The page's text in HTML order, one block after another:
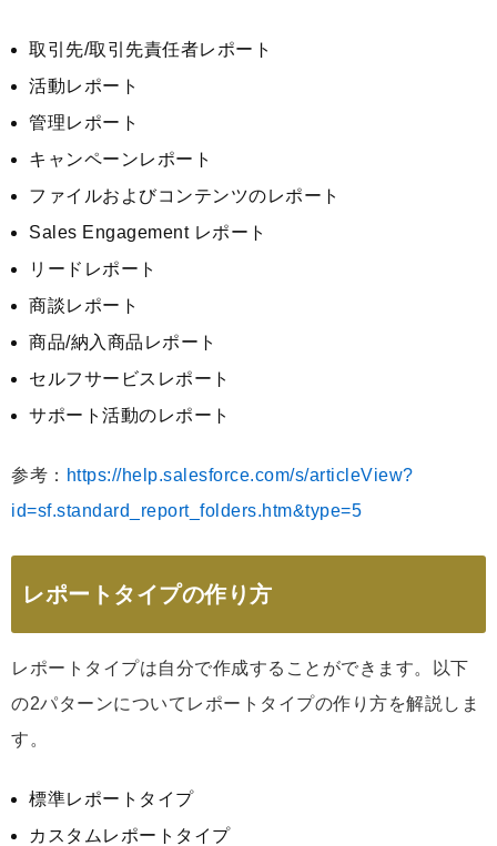
取引先/取引先責任者レポート
活動レポート
管理レポート
キャンペーンレポート
ファイルおよびコンテンツのレポート
Sales Engagement レポート
リードレポート
商談レポート
商品/納入商品レポート
セルフサービスレポート
サポート活動のレポート
参考： https://help.salesforce.com/s/articleView?
id=sf.standard_report_folders.htm&type=5
レポートタイプの作り方
レポートタイプは自分で作成することができます。以下
の2パターンについてレポートタイプの作り方を解説しま
す。
標準レポートタイプ
カスタムレポートタイプ